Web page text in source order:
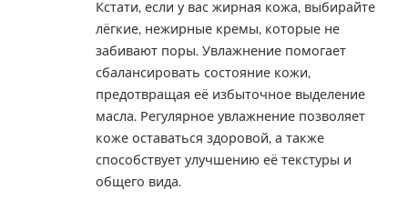
Кстати, если у вас жирная кожа, выбирайте
лёгкие, нежирные кремы, которые не
забивают поры. Увлажнение помогает
сбалансировать состояние кожи,
предотвращая её избыточное выделение
масла. Регулярное увлажнение позволяет
коже оставаться здоровой, а также
способствует улучшению её текстуры и
общего вида.